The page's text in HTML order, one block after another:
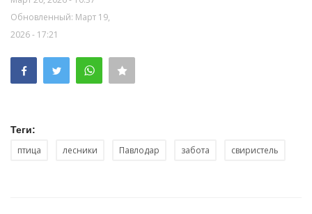
Обновленный: Март 19,
2026 - 17:21
Теги:
птица лесники Павлодар забота свиристель